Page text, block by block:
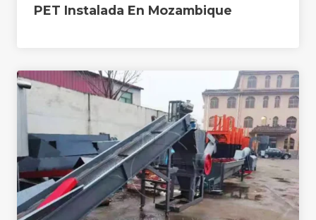
PET Instalada En Mozambique